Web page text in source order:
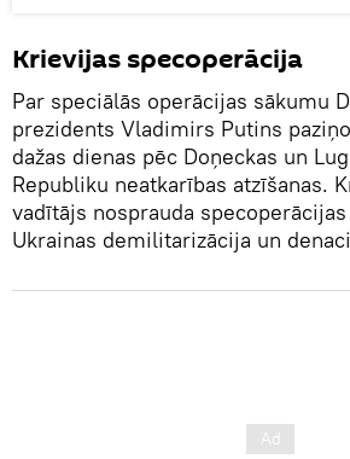
Krievijas specoperācija
Par speciālās operācijas sākumu
prezidents Vladimirs Putins
dažas dienas pēc Doņeckas un
Republiku neatkarības atzīšanas.
vadītājs nosprauda
Ukrainas demilitarizācija un